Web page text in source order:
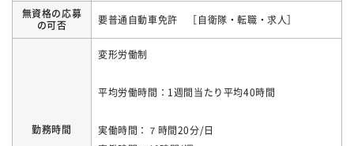
無資格の応募
の可否
要普通自動車免許 ［自衛隊・転職・求人］
勤務時間
変形労働制
平均労働時間：1週間当たり平均40時間
実働時間：７時間20分/日